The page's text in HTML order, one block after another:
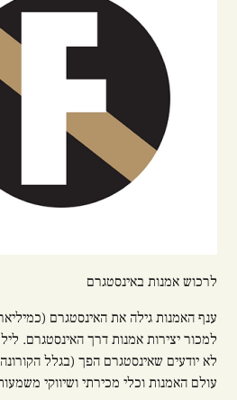
לרכוש אמנות באינסטגרם
ענף האמנות גילה את האינסטגרם
למכור יצירות אמנות דרך האינסטגרם.
לא יודעים שאינסטגרם הפך (בגלל
עולם האמנות וכלי מכירתי ושיווקי